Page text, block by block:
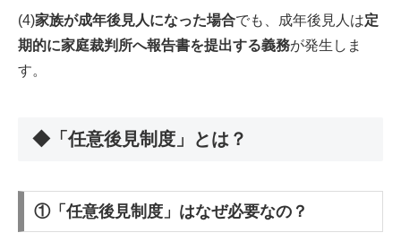
(4)家族が成年後見人になった場合でも、成年後見人は定
期的に家庭裁判所へ報告書を提出する義務が発生しま
す。
◆「任意後見制度」とは？
①「任意後見制度」はなぜ必要なの？